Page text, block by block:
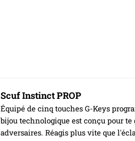
Scuf Instinct PROP
Équipé de cinq touches G-Keys
bijou technologique est conçu pour
adversaires. Réagis plus vite que